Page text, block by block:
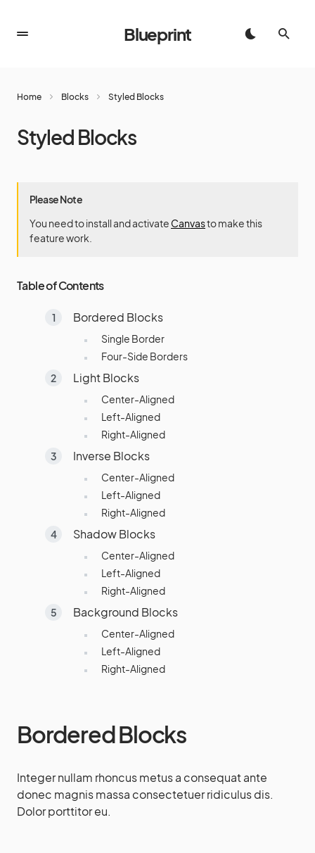
Blueprint
Home Blocks Styled Blocks
Styled Blocks
Please Note
You need to install and activate Canvasto make this
feature work.
Table of Contents
Bordered Blocks
Single Border
Four-Side Borders
Light Blocks
Center-Aligned
Left-Aligned
Right-Aligned
Inverse Blocks
Center-Aligned
Left-Aligned
Right-Aligned
Shadow Blocks
Center-Aligned
Left-Aligned
Right-Aligned
Background Blocks
Center-Aligned
Left-Aligned
Right-Aligned
Bordered Blocks
Integer nullam rhoncus metus a consequat ante
donec magnis massa consectetuer ridiculus dis.
Dolor porttitor eu.